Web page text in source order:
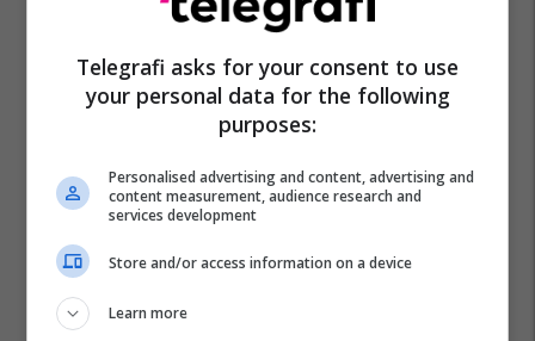
Telegrafi asks for your consent to use
your personal data for the following
purposes:
Personalised advertising and content, advertising and
content measurement, audience research and
services development
Store and/or access information on a device
Learn more